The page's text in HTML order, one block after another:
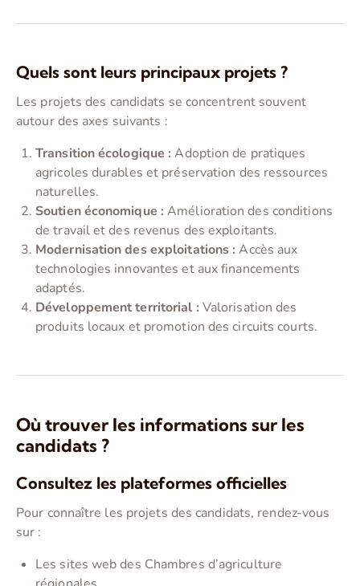
Quels sont leurs principaux projets ?
Les projets des candidats se concentrent souvent
autour des axes suivants :
Transition écologique : Adoption de pratiques
agricoles durables et préservation des ressources
naturelles.
Soutien économique : Amélioration des conditions
de travail et des revenus des exploitants.
Modernisation des exploitations : Accès aux
technologies innovantes et aux financements
adaptés.
Développement territorial : Valorisation des
produits locaux et promotion des circuits courts.
Où trouver les informations sur les
candidats ?
Consultez les plateformes officielles
Pour connaître les projets des candidats, rendez-vous
sur :
Les sites web des Chambres d’agriculture